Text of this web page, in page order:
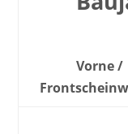
Vorne /